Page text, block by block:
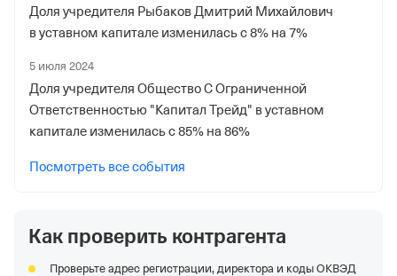
Доля учредителя Рыбаков Дмитрий Михайлович
в уставном капитале изменилась с 8% на 7%
5 июля 2024
Доля учредителя Общество С Ограниченной
Ответственностью "Капитал Трейд" в уставном
капитале изменилась с 85% на 86%
Посмотреть все события
Как проверить контрагента
Проверьте адрес регистрации, директора и коды ОКВЭД